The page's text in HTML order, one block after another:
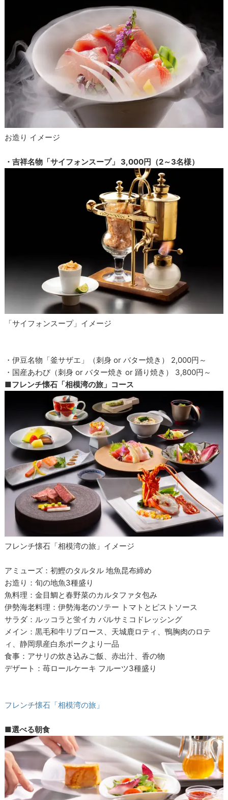
お造り イメージ
・吉祥名物「サイフォンスープ」 3,000円（2～3名様）
「サイフォンスープ」イメージ
・伊豆名物「釜サザエ」（刺身 or バター焼き） 2,000円～
・国産あわび（刺身 or バター焼き or 踊り焼き） 3,800円～
■フレンチ懐石「相模湾の旅」コース
フレンチ懐石「相模湾の旅」イメージ
アミューズ：初鰹のタルタル 地魚昆布締め
お造り：旬の地魚3種盛り
魚料理：金目鯛と春野菜のカルタファタ包み
伊勢海老料理：伊勢海老のソテー トマトとピストソース
サラダ：ルッコラと蛍イカ バルサミコドレッシング
メイン：黒毛和牛リブロース、天城鹿ロティ、鴨胸肉のロテ
ィ、静岡県産白糸ポークより一品
食事：アサリの炊き込みご飯、赤出汁、香の物
デザート：苺ロールケーキ フルーツ3種盛り
フレンチ懐石「相模湾の旅」
■選べる朝食